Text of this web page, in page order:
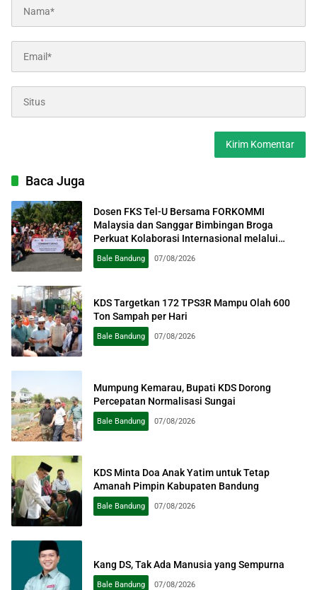
Baca Juga
Dosen FKS Tel-U Bersama FORKOMMI
Malaysia dan Sanggar Bimbingan Broga
Perkuat Kolaborasi Internasional melalui
Pengabdian kepada Masyarakat
Bale Bandung 07/08/2026
KDS Targetkan 172 TPS3R Mampu Olah 600
Ton Sampah per Hari
Bale Bandung 07/08/2026
Mumpung Kemarau, Bupati KDS Dorong
Percepatan Normalisasi Sungai
Bale Bandung 07/08/2026
KDS Minta Doa Anak Yatim untuk Tetap
Amanah Pimpin Kabupaten Bandung
Bale Bandung 07/08/2026
Kang DS, Tak Ada Manusia yang Sempurna
Bale Bandung 07/08/2026